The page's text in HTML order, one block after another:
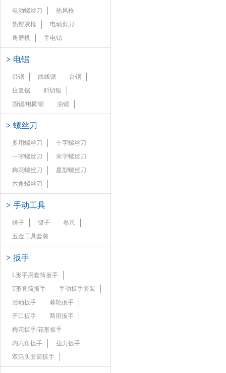
电动螺丝刀
热风枪
热熔胶枪
电动剪刀
角磨机
手电钻
> 电锯
带锯 曲线锯
台锯
往复锯
斜切锯
圆锯/电圆锯
油锯
> 螺丝刀
多用螺丝刀
十字螺丝刀
一字螺丝刀
米字螺丝刀
梅花螺丝刀
星型螺丝刀
六角螺丝刀
> 手动工具
锤子 镊子
卷尺
五金工具套装
> 扳手
L形手用套筒扳手
T形套筒扳手
手动扳手套装
活动扳手
棘轮扳手
开口扳手
两用扳手
梅花扳手/花形扳手
内六角扳手
扭力扳手
双活头套筒扳手